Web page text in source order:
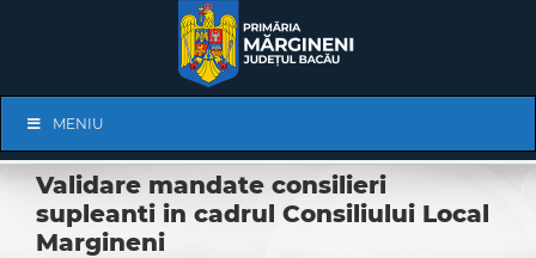
Navigation
MENIU
Validare mandate consilieri
supleanti in cadrul Consiliului Local
Margineni